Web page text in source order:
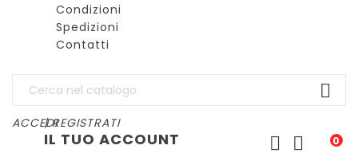
Condizioni
Spedizioni
Contatti

ACCEDI| REGISTRATI
0
IL TUO ACCOUNT 
